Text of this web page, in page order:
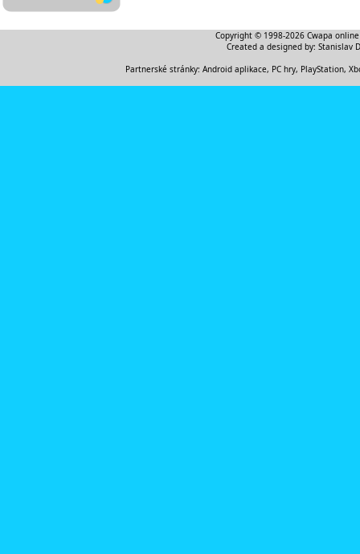
Copyright © 1998-2026 Cwapa
Created a designed by: Stanislav
Partnerské stránky: Android aplikace, PC hry, PlayStation,